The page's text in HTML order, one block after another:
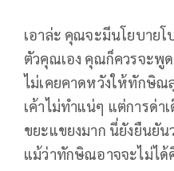
เอาล่ะ คุณจะมีนโยบายโ
ตัวคุณเอง คุณก็ควรจะพู
ไม่เคยคาดหวังให้ทักษิณ
เค้าไม่ทำแน่ๆ แต่การด่า
ขยะแขยงมาก นี่ยังยืนยั
แม้ว่าทักษิณอาจจะไม่ไ